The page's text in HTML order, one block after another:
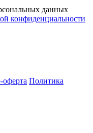
данных
конфиденциальности
оферта Политика